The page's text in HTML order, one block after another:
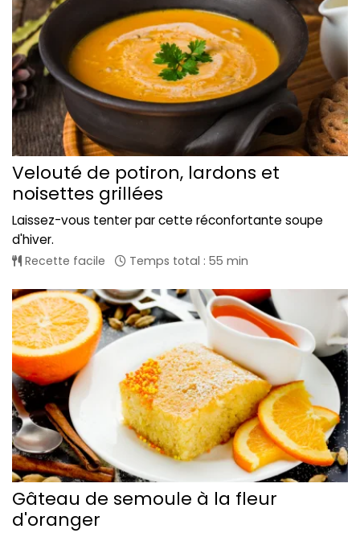
Velouté de potiron, lardons et
noisettes grillées
Laissez-vous tenter par cette réconfortante soupe
d'hiver.
Recette facile Temps total : 55 min
Gâteau de semoule à la fleur
d'oranger